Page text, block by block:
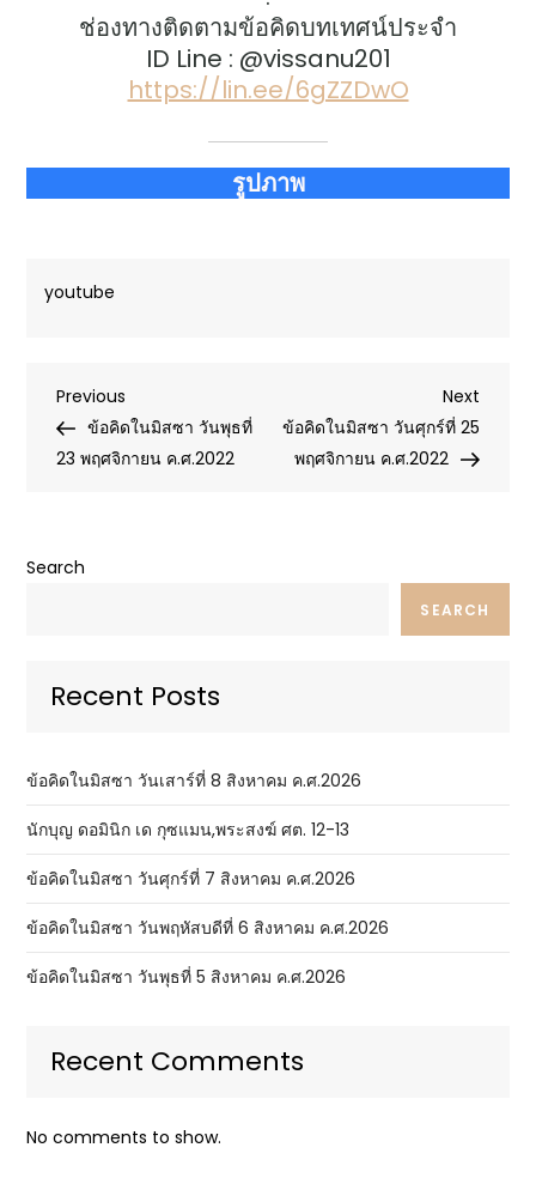
ช่องทางติดตามข้อคิดบทเทศน์ประจำ
ID Line : @vissanu201
https://lin.ee/6gZZDwO
รูปภาพ
youtube
Post
navigation
Previous
Post
Previous
ข้อคิดในมิสซา วันพุธที่
23 พฤศจิกายน ค.ศ.2022
Next
Post
Next
ข้อคิดในมิสซา วันศุกร์ที่ 25
พฤศจิกายน ค.ศ.2022
Search
SEARCH
Recent Posts
ข้อคิดในมิสซา วันเสาร์ที่ 8 สิงหาคม ค.ศ.2026
นักบุญ ดอมินิก เด กุซแมน,พระสงฆ์ ศต. 12-13
ข้อคิดในมิสซา วันศุกร์ที่ 7 สิงหาคม ค.ศ.2026
ข้อคิดในมิสซา วันพฤหัสบดีที่ 6 สิงหาคม ค.ศ.2026
ข้อคิดในมิสซา วันพุธที่ 5 สิงหาคม ค.ศ.2026
Recent Comments
No comments to show.